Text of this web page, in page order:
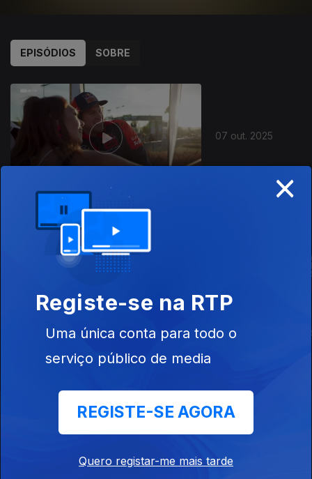
EPISÓDIOS SOBRE
07 out. 2025
880421
Este conteúdo faz parte de Rally
Rali da Madeira
Açores de
Instale a aplicaçãoRTP Play
×
Registe-se na RTP
Uma única conta para todo o
serviço público de media
REGISTE-SE AGORA
Quero registar-me mais tarde